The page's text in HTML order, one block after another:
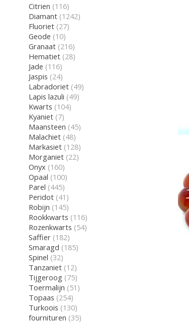
Citrien (116)
Diamant (1242)
Fluoriet (27)
Geode (10)
Granaat (216)
Hematiet (28)
Jade (116)
Jaspis (24)
Labradoriet (49)
Lapis lazuli (49)
Kwarts (104)
Kyaniet (7)
Maansteen (45)
Malachiet (48)
Markasiet (128)
Morganiet (22)
Onyx (160)
Opaal (100)
Parel (445)
Peridot (41)
Robijn (145)
Rookkwarts (116)
Rozenkwarts (54)
Saffier (182)
Smaragd (185)
Spinel (32)
Tanzaniet (12)
Tijgeroog (75)
Toermalijn (51)
Topaas (254)
Turkoois (130)
fournituren (35)